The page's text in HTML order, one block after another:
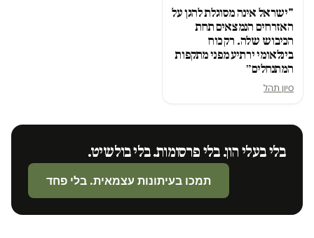
"ישראל אינה מסוגלת להגן על
האזרחים הנמצאים תחת
הכיבוש שלה. רק כוח
בינלאומי ירתיע מפני מתקפות
המתנחלים״
סיון תהל
בלי בעלי הון. בלי פרסומות. בלי בולשיט.
תמכו בעיתונות עצמאית. בלי פחד